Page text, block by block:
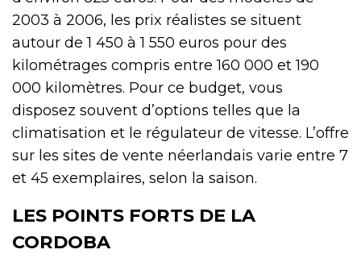
2003 à 2006, les prix réalistes se situent
autour de 1 450 à 1 550 euros pour des
kilométrages compris entre 160 000 et 190
000 kilomètres. Pour ce budget, vous
disposez souvent d’options telles que la
climatisation et le régulateur de vitesse. L’offre
sur les sites de vente néerlandais varie entre 7
et 45 exemplaires, selon la saison.
LES POINTS FORTS DE LA
CORDOBA